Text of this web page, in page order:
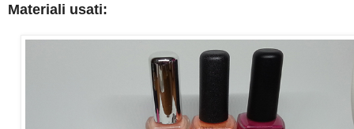
Materiali usati: